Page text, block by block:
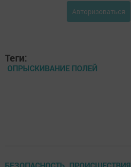
Авторизоваться
Теги:
ОПРЫСКИВАНИЕ ПОЛЕЙ